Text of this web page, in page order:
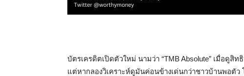
บัตรเครดิตเปิดตัวใหม่ นามว่า “TMB Absolute” เมื่อดูสิ
แต่หากลองวิเคราะห์ดูมันค่อนข้างเด่นกว่าชาวบ้านพอตั